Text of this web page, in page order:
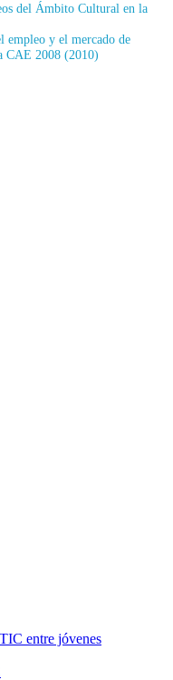
del Ámbito Cultural en la
empleo y el mercado de
CAE 2008 (2010)
entre jóvenes